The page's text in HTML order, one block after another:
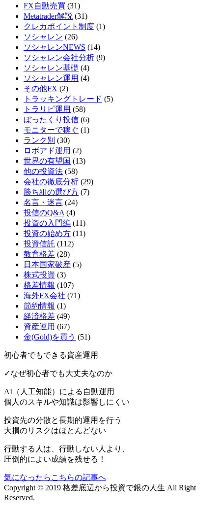
FX自動売買 (31)
Metatrader解説 (31)
クレカポイント制度 (1)
ソシャレン (26)
ソシャレンNEWS (14)
ソシャレン会社分析 (9)
ソシャレン基礎 (4)
ソシャレン運用 (4)
その他FX (2)
トラッキングトレード (5)
トラリピ運用 (58)
ぼったくり投信 (6)
モニターで稼ぐ (1)
ランク別 (30)
ロボアド運用 (2)
世界の有望国 (13)
他の投資法 (58)
会社の徹底分析 (29)
勝ち組の選び方 (7)
名言・迷言 (24)
投信のQ&A (4)
投資の入門編 (11)
投資の始め方 (11)
投資信託 (112)
教育格差 (28)
日本国家破産 (5)
株式投資 (3)
格差情報 (107)
海外FX会社 (71)
節約情報 (1)
経済格差 (49)
資産運用 (67)
金(Gold)を買う (51)
初心者でもできる資産運用
✓なぜ初心者でも大丈夫なのか
AI（人工知能）による 自動運用
個人のスキルや知識は影響しにくい
投資先の分散と長期的運用を行う
大損のリスクはほとんどない
行動する人は、行動しない人より、
圧倒的によい成績を残せる！
気になったらこちらの記事へ
Copyright © 2019 格差底辺から投資で銀の人生 All Right
Reserved.